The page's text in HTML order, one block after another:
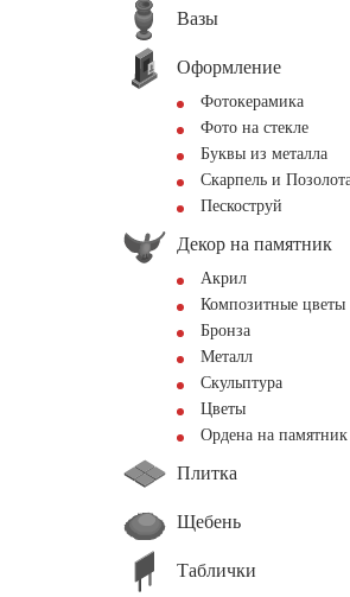
Вазы
Оформление
Фотокерамика
Фото на стекле
Буквы из металла
Скарпель и
Пескоструй
Декор на памятник
Акрил
Композитные цветы
Бронза
Металл
Скульптура
Цветы
Ордена на памятник
Плитка
Щебень
Таблички